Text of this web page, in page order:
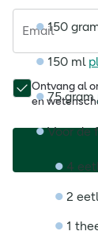
150
150 ml
75 gram
Voor de
4
2
1
Email
Ontvang al
en